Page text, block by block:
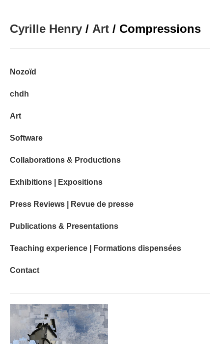
Cyrille Henry / Art / Compressions
Nozoïd
chdh
Art
Software
Collaborations & Productions
Exhibitions | Expositions
Press Reviews | Revue de presse
Publications & Presentations
Teaching experience | Formations dispensées
Contact